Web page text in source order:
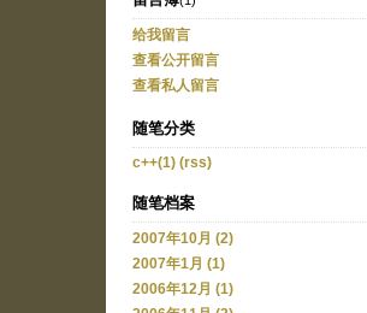
给我留言
查看公开留言
查看私人留言
随笔分类
c++(1) (rss)
随笔档案
2007年10月 (2)
2007年1月 (1)
2006年12月 (1)